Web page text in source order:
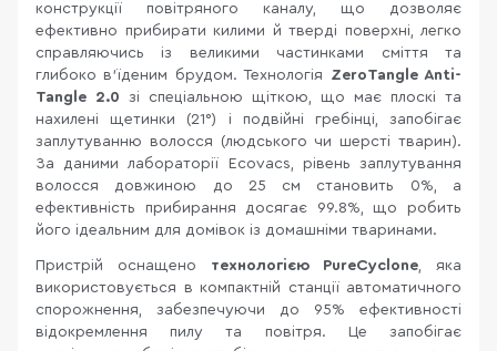
конструкції повітряного каналу, що дозволяє
ефективно прибирати килими й тверді поверхні, легко
справляючись із великими частинками сміття та
глибоко в’їденим брудом. Технологія ZeroTangle Anti-
Tangle 2.0 зі спеціальною щіткою, що має плоскі та
нахилені щетинки (21°) і подвійні гребінці, запобігає
заплутуванню волосся (людського чи шерсті тварин).
За даними лабораторії Ecovacs, рівень заплутування
волосся довжиною до 25 см становить 0%, а
ефективність прибирання досягає 99.8%, що робить
його ідеальним для домівок із домашніми тваринами.
Пристрій оснащено технологією PureCyclone, яка
використовується в компактній станції автоматичного
спорожнення, забезпечуючи до 95% ефективності
відокремлення пилу та повітря. Це запобігає